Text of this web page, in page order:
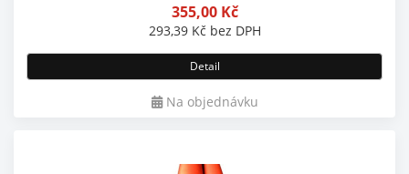
355,00 Kč
293,39 Kč bez DPH
Detail
Na objednávku